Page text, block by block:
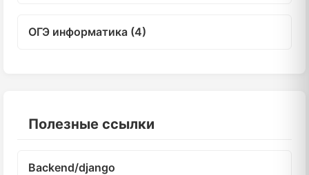
ОГЭ информатика (4)
Полезные ссылки
Backend/django